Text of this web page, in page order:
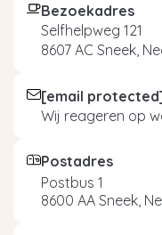
Bezoekadres
Selfhelpweg 121
8607 AC Sneek,
[email
Wij reageren op
Postadres
Postbus 1
8600 AA Sneek,